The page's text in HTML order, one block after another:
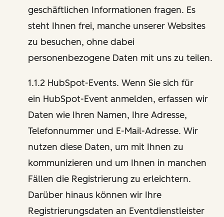
geschäftlichen Informationen fragen. Es
steht Ihnen frei, manche unserer Websites
zu besuchen, ohne dabei
personenbezogene Daten mit uns zu teilen.
1.1.2 HubSpot-Events. Wenn Sie sich für
ein HubSpot-Event anmelden, erfassen wir
Daten wie Ihren Namen, Ihre Adresse,
Telefonnummer und E-Mail-Adresse. Wir
nutzen diese Daten, um mit Ihnen zu
kommunizieren und um Ihnen in manchen
Fällen die Registrierung zu erleichtern.
Darüber hinaus können wir Ihre
Registrierungsdaten an Eventdienstleister